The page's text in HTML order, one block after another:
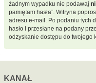
żadnym wypadku nie podawaj
pamiętam hasła”. Witryna
adresu e-mail. Po podaniu tych
hasło i przesłane na podany
odzyskanie dostępu do twojego
KANAŁ